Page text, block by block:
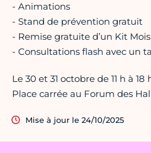
- Animations
- Stand de prévention gratuit
- Remise gratuite d’un Kit
- Consultations flash avec un
Le 30 et 31 octobre de 11 h à 18
Place carrée au Forum des
Mise à jour le 24/10/2025